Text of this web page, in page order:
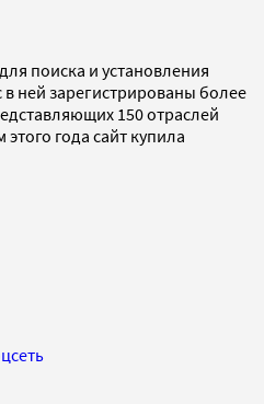
поиска и установления
ней зарегистрированы более
150 отраслей
года сайт купила